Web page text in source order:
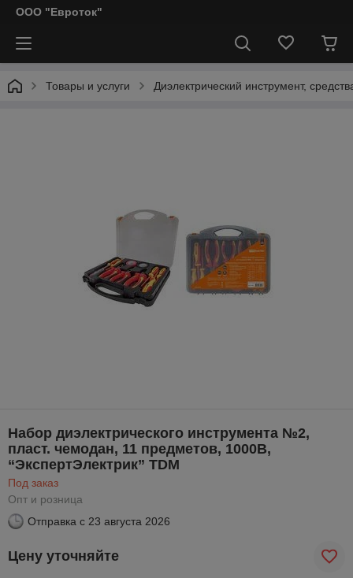
ООО "Евроток"
Товары и услуги Диэлектрический инструмент,
Набор диэлектрического инструмента №2,
пласт. чемодан, 11 предметов, 1000В,
“ЭкспертЭлектрик” TDM
Под заказ
Опт и розница
Отправка с 23 августа 2026
Цену уточняйте